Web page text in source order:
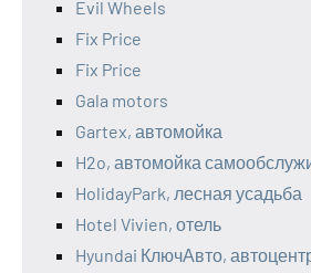
Evil Wheels
Fix Price
Fix Price
Gala motors
Gartex, автомойка
H2o, автомойка
HolidayPark, лесная усадьба
Hotel Vivien, отель
Hyundai КлючАвто,